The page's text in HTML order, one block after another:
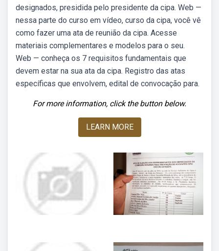
designados, presidida pelo presidente da cipa. Web —
nessa parte do curso em vídeo, curso da cipa, você vê
como fazer uma ata de reunião da cipa. Acesse
materiais complementares e modelos para o seu.
Web — conheça os 7 requisitos fundamentais que
devem estar na sua ata da cipa. Registro das atas
específicas que envolvem, edital de convocação para.
For more information, click the button below.
LEARN MORE